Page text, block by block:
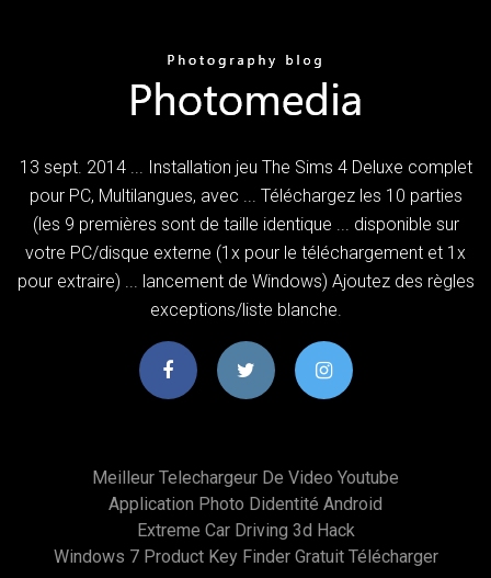
13 sept. 2014 ... Installation jeu The Sims 4 Deluxe complet
pour PC, Multilangues, avec ... Téléchargez les 10 parties
(les 9 premières sont de taille identique ... disponible sur
votre PC/disque externe (1x pour le téléchargement et 1x
pour extraire) ... lancement de Windows) Ajoutez des règles
exceptions/liste blanche.
Meilleur Telechargeur De Video Youtube
Application Photo Didentité Android
Extreme Car Driving 3d Hack
Windows 7 Product Key Finder Gratuit Télécharger